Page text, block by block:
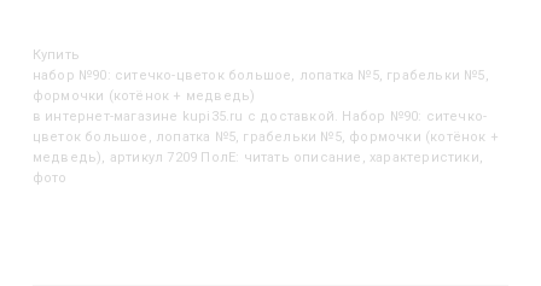
Купить
Набор №90: ситечко-цветок большое, лопатка №5, грабельки №5,
формочки (котёнок + медведь)
в интернет-магазине kupi35.ru с доставкой. Набор №90: ситечко-
цветок большое, лопатка №5, грабельки №5, формочки (котёнок +
медведь), артикул 7209 ПолЕ: читать описание, характеристики,
фото